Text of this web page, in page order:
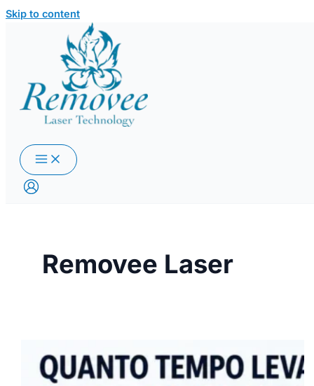
Skip to content
Removee Laser